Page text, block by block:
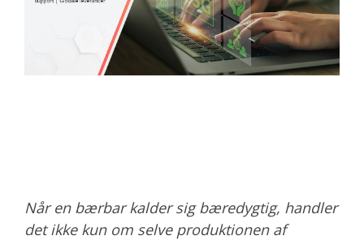
Når en bærbar kalder sig bæredygtig, handler
det ikke kun om selve produktionen af